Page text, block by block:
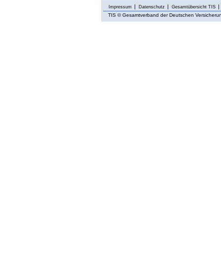
Impressum Datenschutz Gesamtübersicht TIS
TIS © Gesamtverband der Deutschen